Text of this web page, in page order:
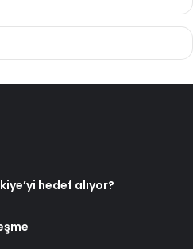
hedef alıyor?